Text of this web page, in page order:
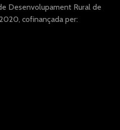
Desenvolupament Rural de
cofinançada per: